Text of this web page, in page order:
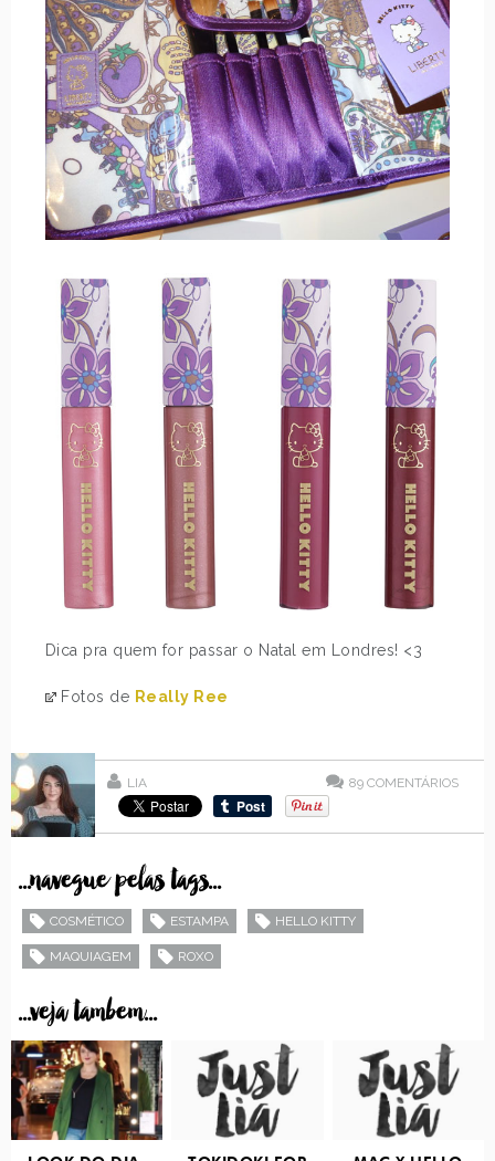
Dica pra quem for passar o Natal em Londres! <3
Fotos de Really Ree
LIA 89 COMENTÁRIOS
...navegue pelas tags...
COSMÉTICO ESTAMPA HELLO KITTY
MAQUIAGEM ROXO
...veja tambem...